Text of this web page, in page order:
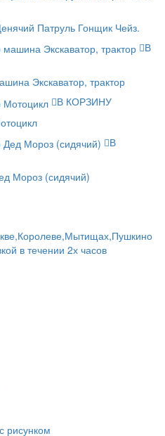
Патруль Гонщик Чейз.
В
Экскаватор, трактор
В КОРЗИНУ
В
Мороз (сидячий)
в течении 2х часов
рисунком